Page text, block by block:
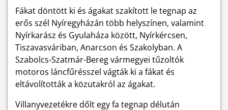
Fákat döntött ki és ágakat szakított le tegnap az
erős szél Nyíregyházán több helyszínen, valamint
Nyírkarász és Gyulaháza között, Nyírkércsen,
Tiszavasváriban, Anarcson és Szakolyban. A
Szabolcs-Szatmár-Bereg vármegyei tűzoltók
motoros láncfűrésszel vágták ki a fákat és
eltávolították a közutakról az ágakat.
Villanyvezetékre dőlt egy fa tegnap délután